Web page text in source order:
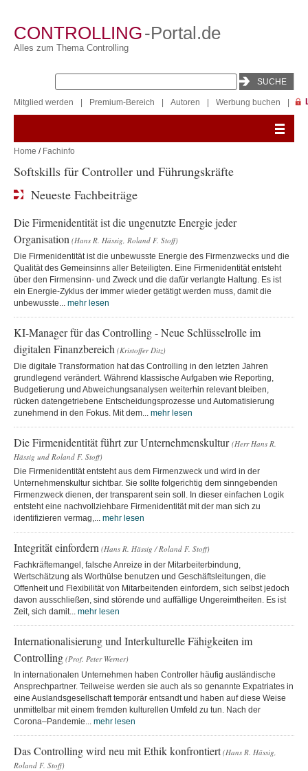
CONTROLLING-Portal.de
Alles zum Thema Controlling
Mitglied werden Premium-Bereich Autoren Werbung buchen
Home / Fachinfo
Softskills für Controller und Führungskräfte
Neueste Fachbeiträge
Die Firmenidentität ist die ungenutzte Energie jeder
Organisation (Hans R. Hässig, Roland F. Stoff)
Die Firmenidentität ist die unbewusste Energie des Firmenzwecks und die
Qualität des Gemeinsinns aller Beteiligten. Eine Firmenidentität entsteht
über den Firmensinn- und Zweck und die dafür verlangte Haltung. Es ist
ein Energie-Zyklus der immer wieder getätigt werden muss, damit die
unbewusste... mehr lesen
KI-Manager für das Controlling - Neue Schlüsselrolle im
digitalen Finanzbereich (Kristoffer Ditz)
Die digitale Transformation hat das Controlling in den letzten Jahren
grundlegend verändert. Während klassische Aufgaben wie Reporting,
Budgetierung und Abweichungsanalysen weiterhin relevant bleiben,
rücken datengetriebene Entscheidungsprozesse und Automatisierung
zunehmend in den Fokus. Mit dem... mehr lesen
Die Firmenidentität führt zur Unternehmenskultur (Herr Hans R.
Hässig und Roland F. Stoff)
Die Firmenidentität entsteht aus dem Firmenzweck und wird in der
Unternehmenskultur sichtbar. Sie sollte folgerichtig dem sinngebenden
Firmenzweck dienen, der transparent sein soll. In dieser einfachen Logik
entsteht eine nachvollziehbare Firmenidentität mit der man sich zu
identifizieren vermag,... mehr lesen
Integrität einfordern (Hans R. Hässig / Roland F. Stoff)
Fachkräftemangel, falsche Anreize in der Mitarbeiterbindung,
Wertschätzung als Worthülse benutzen und Geschäftsleitungen, die
Offenheit und Flexibilität von Mitarbeitenden einfordern, sich selbst jedoch
davon ausschließen, sind störende und auffällige Ungereimtheiten. Es ist
Zeit, sich damit... mehr lesen
Internationalisierung und Interkulturelle Fähigkeiten im
Controlling (Prof. Peter Werner)
In internationalen Unternehmen haben Controller häufig ausländische
Ansprechpartner. Teilweise werden sie auch als so genannte Expatriates in
eine Auslandsgesellschaft temporär entsandt und haben auf diese Weise
unmittelbar mit einem fremden kulturellen Umfeld zu tun. Nach der
Corona–Pandemie... mehr lesen
Das Controlling wird neu mit Ethik konfrontiert (Hans R. Hässig,
Roland F. Stoff)